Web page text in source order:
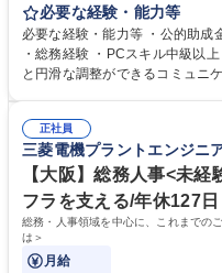
当者として業務を覚えていただ
ジションとして活躍いただくことを期待し
プの業務内容】 ・人事制度関
怠管理 ・官公庁への各種提出
管理 ・福利厚生関連 ・職員から
業務全般 募集職種 【東京／文京区】公益財団法人の総務人事業務／年間
休日125日
必要な経験・能力等
必要な経験・能力等 ・公的助成
・総務経験 ・PCスキル中級以
と円滑な調整ができるコミュニケー
正社員
三菱電機プラントエンジニ
【大阪】総務人事<未
フラを支える/年休127
総務・人事領域を中心に、これまでの
は＞
月給